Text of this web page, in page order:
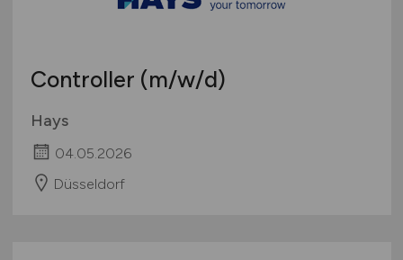
Controller (m/w/d)
Hays
04.05.2026
Düsseldorf